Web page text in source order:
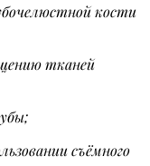
кости
тканей
съёмного